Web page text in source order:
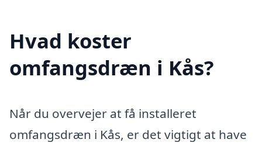
Hvad koster
omfangsdræn i Kås?
Når du overvejer at få installeret
omfangsdræn i Kås, er det vigtigt at have